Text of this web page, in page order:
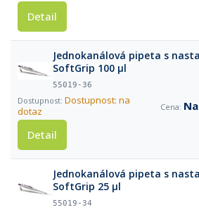
Detail
Jednokanálová pipeta s
SoftGrip 100 µl
55019-36
Dostupnost: na
dotaz
Detail
Jednokanálová pipeta s
SoftGrip 25 µl
55019-34